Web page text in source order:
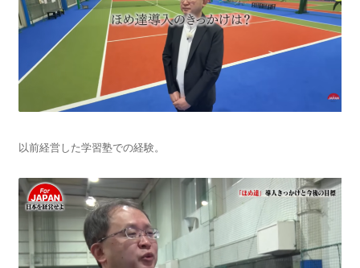
以前経営した学習塾での経験。